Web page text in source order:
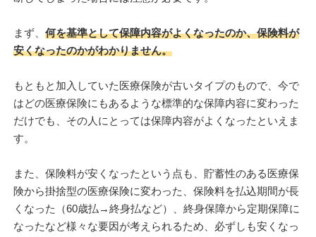
まず、 何を基準として保障内容がよくなったのか、保険料が
安くなったのかがわかりません。
もともと加入していた医療保険が古いタイプのもので、今で
はどの医療保険にもあるような標準的な保障内容に変わった
だけでも、その人にとっては保障内容がよくなったといえま
す。
また、保険料が安くなったという点も、貯蓄性のある医療保
険から掛捨型の医療保険に変わった、保険料を払込期間が長
くなった（60歳払→終身払など）、終身保障から定期保障に
なったなど様々な要因が考えられるため、必ずしも安くなっ